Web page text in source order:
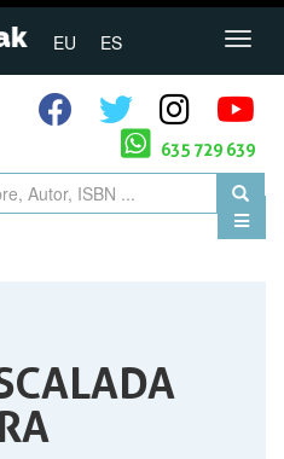
EU ES
635 729 639